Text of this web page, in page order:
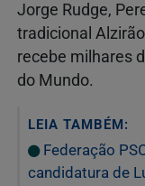
Jorge Rudge,
tradicional
recebe milhares
do Mundo.
LEIA TAMBÉM:
Federação
candidatura de